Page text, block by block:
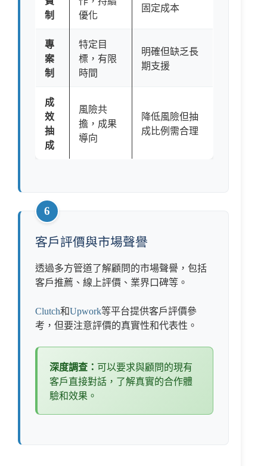
制
優化
固定成本
專
案
制
特定目
標，有限
時間
明確但缺乏長
期支援
成
效
抽
成
風險共
擔，成果
導向
降低風險但抽
成比例需合理
6
客戶評價與市場聲譽
透過多方管道了解顧問的市場聲譽，包括
客戶推薦、線上評價、業界口碑等。
Clutch和Upwork等平台提供客戶評價參
考，但要注意評價的真實性和代表性。
深度調查： 可以要求與顧問的現有
客戶直接對話，了解真實的合作體
驗和效果。